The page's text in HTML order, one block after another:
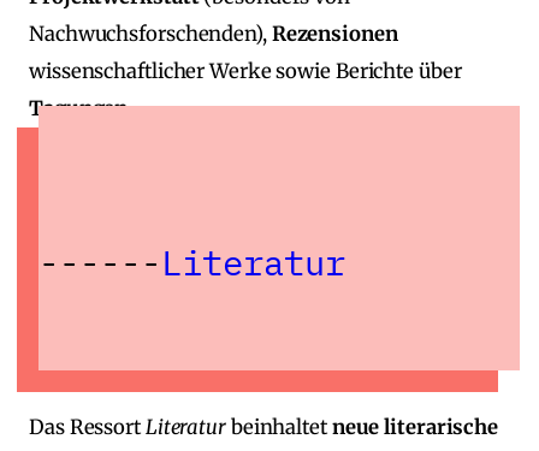
Nachwuchsforschenden),Rezensionen
wissenschaftlicher Werke sowie Berichte über
Tagungen.
Literatur
Das RessortLiteraturbeinhaltetneue literarische